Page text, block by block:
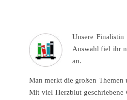
Unsere Finalistin
Auswahl fiel ihr
an.
Man merkt die großen Themen
Mit viel Herzblut geschriebene